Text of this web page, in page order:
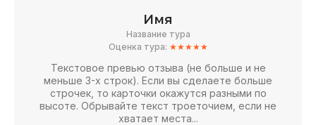
Имя
Название тура
Оценка тура: ★★★★★
Текстовое превью отзыва (не больше и не
меньше 3-х строк). Если вы сделаете больше
строчек, то карточки окажутся разными по
высоте. Обрывайте текст троеточием, если не
хватает места...